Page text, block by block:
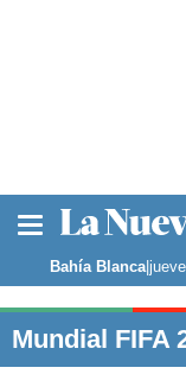
Noticias
Bahía Blanca|
Mundial FIFA